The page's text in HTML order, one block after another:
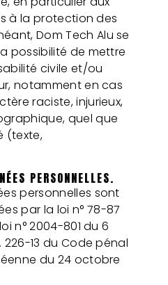
à la protection des
Dom Tech Alu se
possibilité de mettre
civile et/ou
notamment en cas
raciste, injurieux,
quel que
(texte,
PERSONNELLES.
personnelles sont
par la loi n° 78-87
n° 2004-801 du 6
13 du Code pénal
du 24 octobre